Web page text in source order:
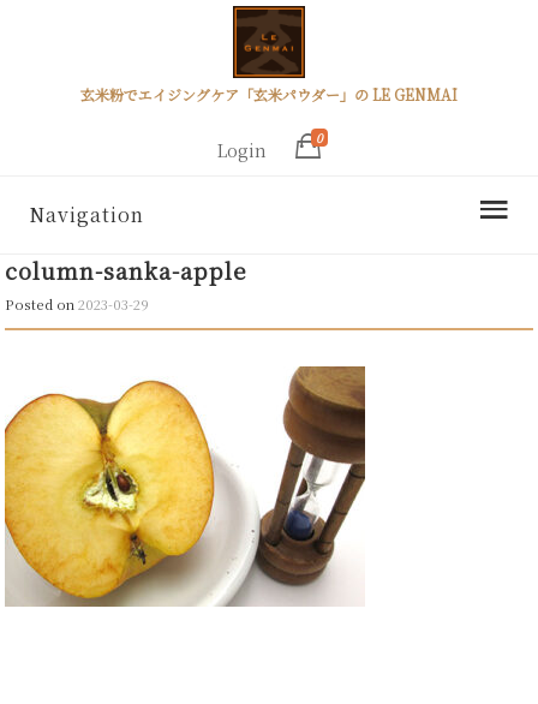
玄米粉でエイジングケア「玄米パウダー」の LE GENMAI
Login
0
Navigation
column-sanka-apple
Posted on2023-03-29